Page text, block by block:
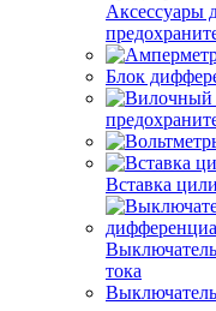
Аксессуары
Блок
Вставка
тока